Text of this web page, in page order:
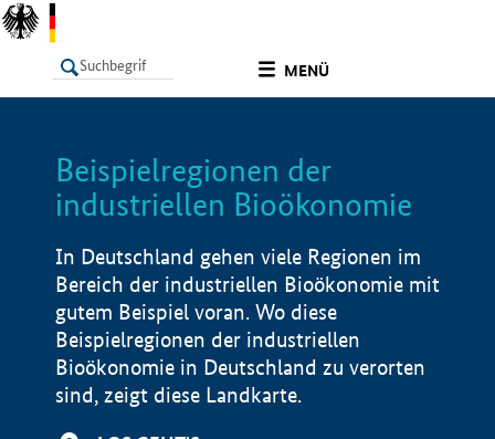
MENÜ
LISTE
Beispielregionen der
industriellen Bioökonomie
In Deutschland gehen viele Regionen im
Bereich der industriellen Bioökonomie mit
gutem Beispiel voran. Wo diese
Beispielregionen der industriellen
Bioökonomie in Deutschland zu verorten
sind, zeigt diese Landkarte.